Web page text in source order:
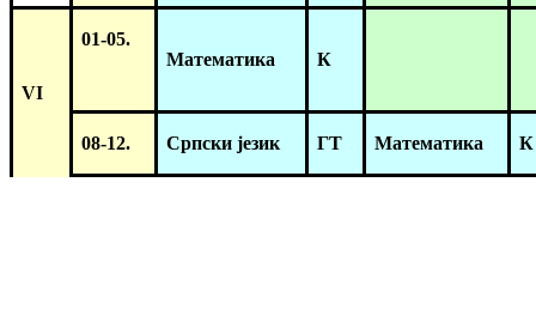
VI
01-05.
Математика
К
08-12. Српски језик ГТ Математика К